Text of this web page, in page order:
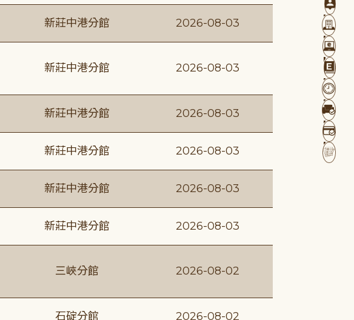
新莊中港分館 2026-08-03
新莊中港分館 2026-08-03
新莊中港分館 2026-08-03
新莊中港分館 2026-08-03
新莊中港分館 2026-08-03
新莊中港分館 2026-08-03
三峽分館 2026-08-02
石碇分館 2026-08-02